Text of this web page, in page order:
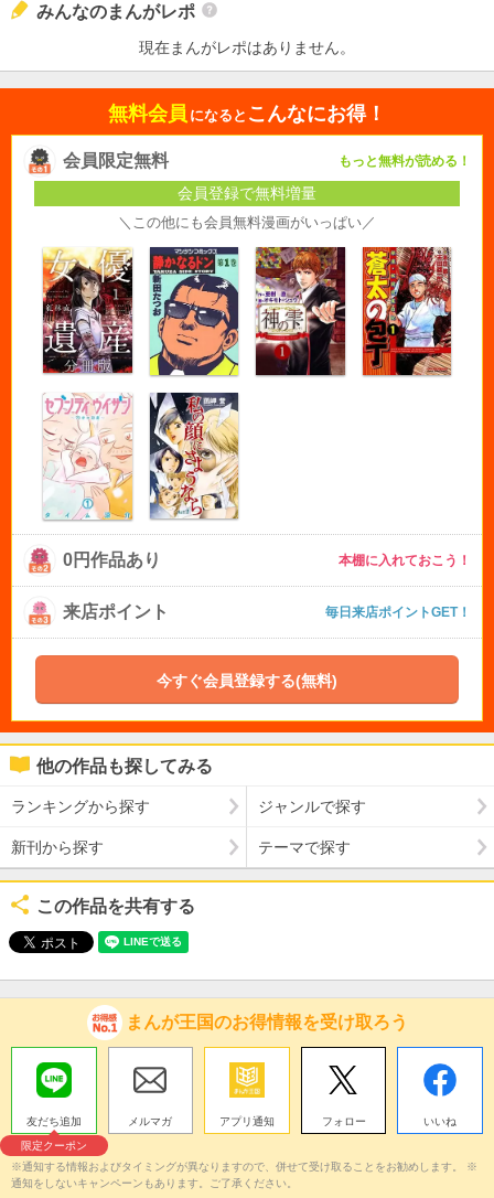
みんなのまんがレポ
現在まんがレポはありません。
無料会員 になると こんなにお得！
会員限定無料 もっと無料が読める！
会員登録で無料増量
＼この他にも会員無料漫画がいっぱい／
0円作品あり 本棚に入れておこう！
来店ポイント 毎日来店ポイントGET！
今すぐ会員登録する(無料)
他の作品も探してみる
ランキングから探す ジャンルで探す
新刊から探す テーマで探す
この作品を共有する
まんが王国のお得情報を受け取ろう
友だち追加
限定クーポン
メルマガ アプリ通知 フォロー いいね
※通知する情報およびタイミングが異なりますので、併せて受け取ることをお勧めします。 ※
通知をしないキャンペーンもあります。ご了承ください。